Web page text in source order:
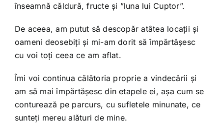
înseamnă căldură, fructe și ”luna lui Cuptor”.
De aceea, am putut să descopăr atâtea locații și
oameni deosebiți și mi-am dorit să împărtășesc
cu voi toți ceea ce am aflat.
Îmi voi continua călătoria proprie a vindecării și
am să mai împărtășesc din etapele ei, așa cum se
conturează pe parcurs, cu sufletele minunate, ce
sunteți mereu alături de mine.